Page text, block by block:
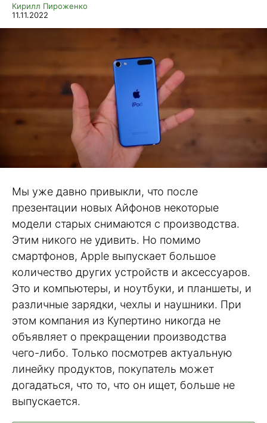
Кирилл Пироженко
11.11.2022
Мы уже давно привыкли, что после
презентации новых Айфонов некоторые
модели старых снимаются с производства.
Этим никого не удивить. Но помимо
смартфонов, Apple выпускает большое
количество других устройств и аксессуаров.
Это и компьютеры, и ноутбуки, и планшеты, и
различные зарядки, чехлы и наушники. При
этом компания из Купертино никогда не
объявляет о прекращении производства
чего-либо. Только посмотрев актуальную
линейку продуктов, покупатель может
догадаться, что то, что он ищет, больше не
выпускается.